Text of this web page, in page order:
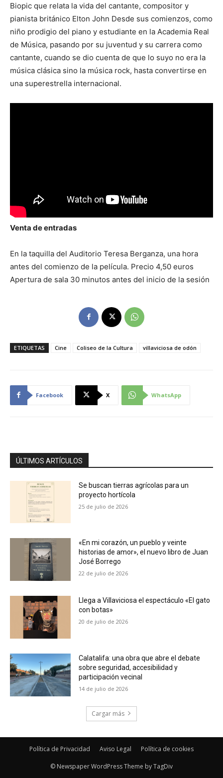
Biopic que relata la vida del cantante, compositor y
pianista británico Elton John Desde sus comienzos, como
niño prodigio del piano y estudiante en la Academia Real
de Música, pasando por su juventud y su carrera como
cantante, cuando se dio cuenta de que lo suyo no era la
música clásica sino la música rock, hasta convertirse en
una superestrella internacional.
Venta de entradas
En la taquilla del Auditorio Teresa Berganza, una hora
antes del comienzo de la película. Precio 4,50 euros
Apertura de sala 30 minutos antes del inicio de la sesión
ETIQUETAS Cine Coliseo de la Cultura villaviciosa de odón
Facebook X WhatsApp
ÚLTIMOS ARTÍCULOS
Se buscan tierras agrícolas para un
proyecto hortícola
25 de julio de 2026
«En mi corazón, un pueblo y veinte
historias de amor», el nuevo libro de Juan
José Borrego
22 de julio de 2026
Llega a Villaviciosa el espectáculo «El gato
con botas»
20 de julio de 2026
Calatalifa: una obra que abre el debate
sobre seguridad, accesibilidad y
participación vecinal
14 de julio de 2026
Cargar más
Política de Privacidad Aviso Legal Política de cookies
© Newspaper WordPress Theme by TagDiv